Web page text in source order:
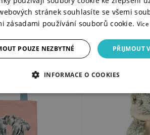
Novinka
stránek souhlasíte se všemi
zásadami používání souborů cookie.
PŘIJMOUT
POUZE NEZBYTNÉ
INFORMACE O COOKIES